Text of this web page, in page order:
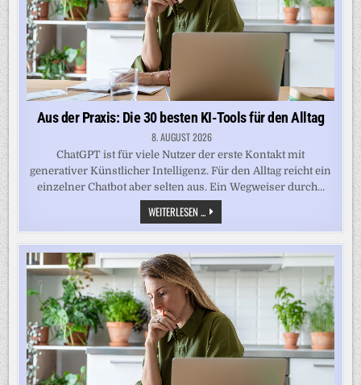
Aus der Praxis: Die 30 besten KI-Tools für den Alltag
8. AUGUST 2026
ChatGPT ist für viele Nutzer der erste Kontakt mit
generativer Künstlicher Intelligenz. Für den Alltag reicht ein
einzelner Chatbot aber selten aus. Ein Wegweiser durch…
WEITERLESEN ... AUS
DER
PRAXIS:
DIE
BESTEN
KI-
TOOLS
FÜR
DEN
ALLTAG